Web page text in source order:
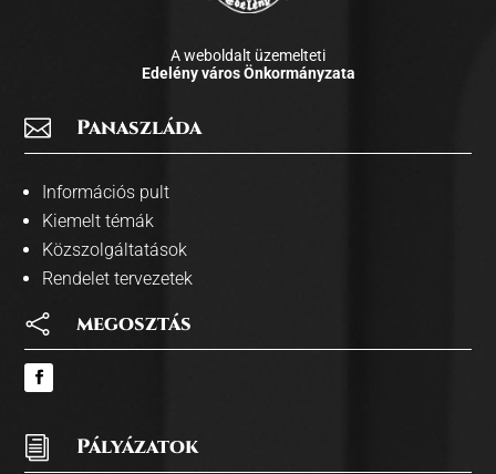
A weboldalt üzemelteti
Edelény város Önkormányzata
 Panaszláda
Információs pult
Kiemelt témák
Közszolgáltatások
Rendelet tervezetek
 megosztás
i Pályázatok